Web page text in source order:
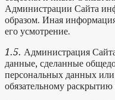
Администрации Сайта
образом. Иная
его усмотрение.
1.5. Администрация
данные, сделанные
персональных данных
обязательному раскрытию